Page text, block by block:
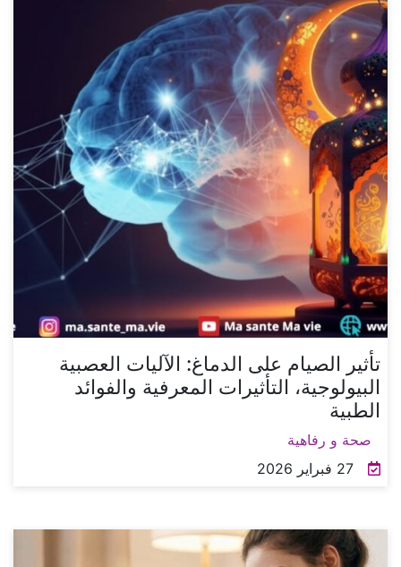
تأثير الصيام على الدماغ: الآليات العصبية
البيولوجية، التأثيرات المعرفية والفوائد
الطبية
صحة و رفاهية
27 فبراير 2026